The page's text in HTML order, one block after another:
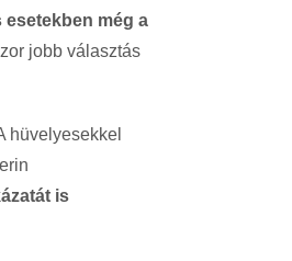
esetekben még a
jobb választás
hüvelyesekkel
is